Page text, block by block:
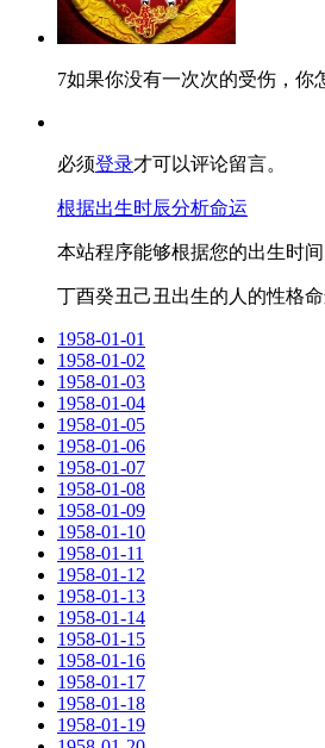
7如果你没有一次次的受伤，你
必须登录才可以评论留言。
根据出生时辰分析命运
本站程序能够根据您的出生时
丁酉癸丑己丑出生的人的性格
1958-01-01
1958-01-02
1958-01-03
1958-01-04
1958-01-05
1958-01-06
1958-01-07
1958-01-08
1958-01-09
1958-01-10
1958-01-11
1958-01-12
1958-01-13
1958-01-14
1958-01-15
1958-01-16
1958-01-17
1958-01-18
1958-01-19